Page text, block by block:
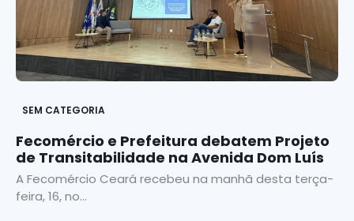
SEM CATEGORIA
Fecomércio e Prefeitura debatem Projeto
de Transitabilidade na Avenida Dom Luís
A Fecomércio Ceará recebeu na manhã desta terça-
feira, 16, no...